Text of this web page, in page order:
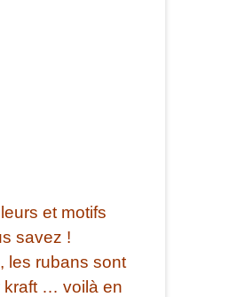
et motifs
savez !
les rubans sont
kraft … voilà en